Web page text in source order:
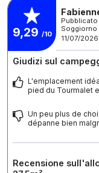
9,29 /10
11/07/2026
Giudizi sul
L'emplacement
pied du Tourmalet
Un peu plus de
dépanne bien
Recensione